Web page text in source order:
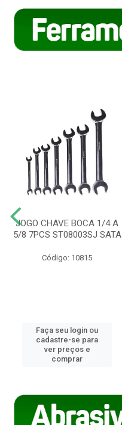
JOGO CHAVE BOCA 1/4 A
5/8 7PCS ST08003SJ SATA
Código: 10815
Faça seu login ou
cadastre-se para
ver preços e
comprar